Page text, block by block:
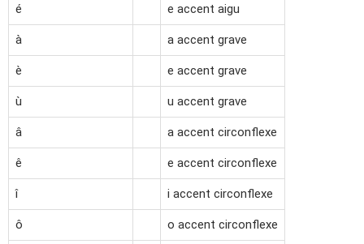
é e accent aigu
à a accent grave
è e accent grave
ù u accent grave
â a accent circonflexe
ê e accent circonflexe
î i accent circonflexe
ô o accent circonflexe